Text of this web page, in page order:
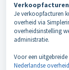
Je verkoopfacturen
overheid via
overheidsinstelling
administratie.
Voor een
Nederlandse